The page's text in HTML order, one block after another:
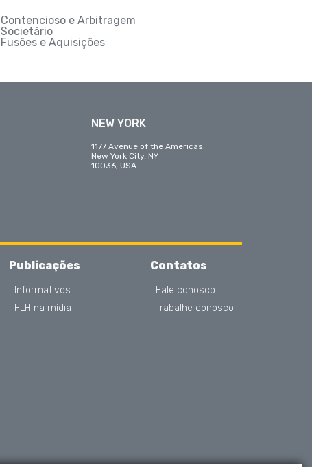
Contencioso e Arbitragem
Societário
Fusões e Aquisições
NEW YORK
1177 Avenue of the Americas.
New York City, NY
10036, USA
Publicações
Informativos
FLH na mídia
Contatos
Fale conosco
Trabalhe conosco